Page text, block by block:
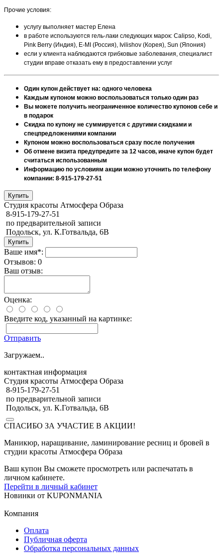
Прочие условия:
услугу выполняет мастер Елена
в работе используются гель-лаки следующих марок: Calipso, Kodi,
Pink Berry (Индия), E-MI (Россия), Ivilishov (Корея), Sun (Япония)
если у клиента наблюдаются грибковые заболевания, специалист
студии вправе отказать ему в предоставлении услуг
Один купон действует на: одного человека
Каждым купоном можно воспользоваться только один раз
Вы можете получить неограниченное количество купонов себе и
в подарок
Скидка по купону не суммируется с другими скидками и
спецпредложениями компании
Купоном можно воспользоваться сразу после получения
Об отмене визита предупредите за 12 часов, иначе купон будет
считаться использованным
Информацию по условиям акции можно уточнить по телефону
компании: 8-915-179-27-51
Студия красоты Атмосфера Образа
8-915-179-27-51
по предварительной записи
Подольск, ул. К.Готвальда, 6В
Ваше имя*:
Отзывов: 0
Ваш отзыв:
Оценка:
Введите код, указанный на картинке:
Отправить
Загружаем..
контактная информация
Студия красоты Атмосфера Образа
8-915-179-27-51
по предварительной записи
Подольск, ул. К.Готвальда, 6В
СПАСИБО ЗА УЧАСТИЕ В АКЦИИ!
Маникюр, наращивание, ламинирование ресниц и бровей в
студии красоты Атмосфера Образа
Ваш купон Вы сможете просмотреть или распечатать в
личном кабинете.
Перейти в личный кабинет
Новинки от KUPONMANIA
Компания
Оплата
Публичная оферта
Обработка персональных данных